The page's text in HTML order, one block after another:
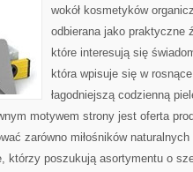
wokół kosmetyków
odbierana jako praktyczne
które interesują się
która wpisuje się w
łagodniejszą codzienną
motywem strony jest oferta
zarówno miłośników
którzy poszukują asortymentu o